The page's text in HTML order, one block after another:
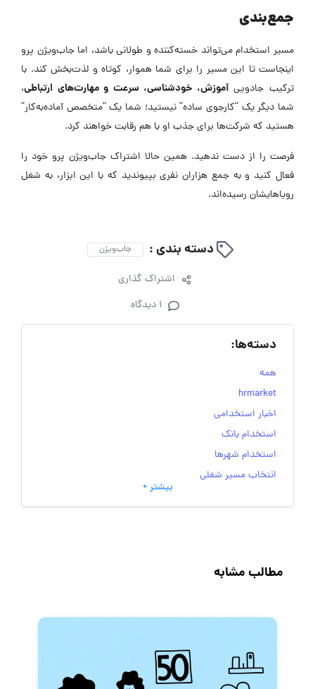
جمع‌بندی
مسیر استخدام می‌تواند خسته‌کننده و طولانی باشد، اما جاب‌ویژن پرو
اینجاست تا این مسیر را برای شما هموار، کوتاه و لذت‌بخش کند. با
ترکیب جادوییآموزش، خودشناسی، سرعت و مهارت‌های ارتباطی،
شما دیگر یک “کارجوی ساده” نیستید؛ شما یک “متخصص آماده‌به‌کار”
هستید که شرکت‌ها برای جذب او با هم رقابت خواهند کرد.
فرصت را از دست ندهید. همین حالا اشتراک جاب‌ویژن پرو خود را
فعال کنید و به جمع هزاران نفری بپیوندید که با این ابزار، به شغل
رویاهایشان رسیده‌اند.
دسته بندی : جاب‌ویژن
اشتراک گذاری
1 دیدگاه
دسته‌ها:
همه
hrmarket
اخبار استخدامی
استخدام بانک
استخدام شهرها
انتخاب مسیر شغلی
به‌روزرسانی‌های سایت (کارجویی)
رزومه
فریلنسر
کارفرمایان
گزارش‌های آماری
بیشتر +
مطالب مشابه